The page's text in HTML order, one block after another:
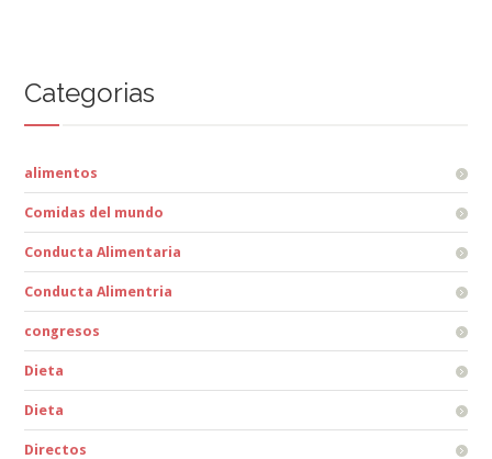
Categorias
alimentos
Comidas del mundo
Conducta Alimentaria
Conducta Alimentria
congresos
Dieta
Dieta
Directos